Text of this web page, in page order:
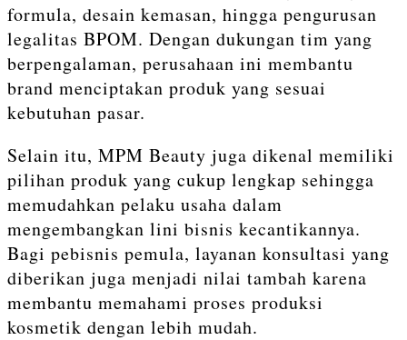
formula, desain kemasan, hingga pengurusan
legalitas BPOM. Dengan dukungan tim yang
berpengalaman, perusahaan ini membantu
brand menciptakan produk yang sesuai
kebutuhan pasar.
Selain itu, MPM Beauty juga dikenal memiliki
pilihan produk yang cukup lengkap sehingga
memudahkan pelaku usaha dalam
mengembangkan lini bisnis kecantikannya.
Bagi pebisnis pemula, layanan konsultasi yang
diberikan juga menjadi nilai tambah karena
membantu memahami proses produksi
kosmetik dengan lebih mudah.